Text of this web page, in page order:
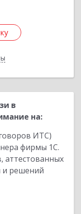
в
на:
ИТС)
фирмы 1С.
аттестованных
и решений